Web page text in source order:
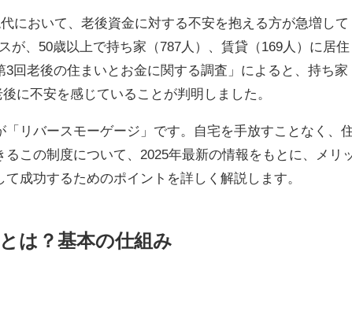
において、老後資金に対する不安を抱える方が急増して
が、50歳以上で持ち家（787人）、賃貸（169人）に居住
3回老後の住まいとお金に関する調査」によると、持ち家
に不安を感じていることが判明しました。
リバースモーゲージ」です。自宅を手放すことなく、
この制度について、2025年最新の情報をもとに、メリ
成功するためのポイントを詳しく解説します。
は？基本の仕組み